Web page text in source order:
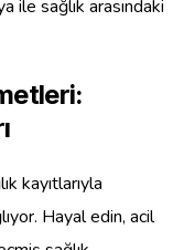
sağlık arasındaki
kayıtlarıyla
Hayal edin, acil